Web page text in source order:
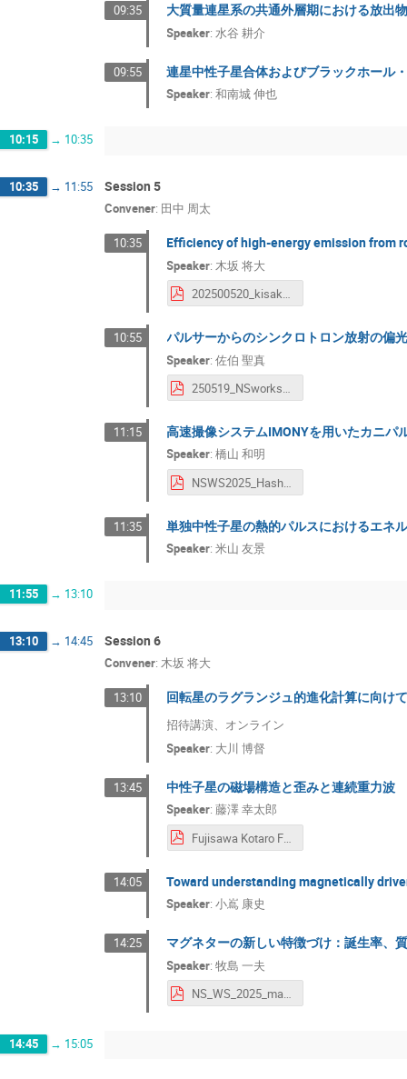
09:35 大質量連星系の共通外層期における放出
Speaker:水谷 耕介
09:55 連星中性子星合体およびブラックホール
Speaker:和南城 伸也
10:15 → 10:35
10:35 → 11:55 Session 5
Convener: 田中 周太
10:35 Efficiency of high-energy emission from
Speaker:木坂 将大
202500520_kisaka Shota Kisaka.pdf
10:55 パルサーからのシンクロトロン放射の偏
Speaker:佐伯 聖真
250519_NSworkshop_slide_saeki Seima Saeki.pdf
11:15 高速撮像システムIMONYを用いたカニパ
Speaker:橋山 和明
NSWS2025_Hashiyama_upload Kazuaki Hashiyama.pdf
11:35 単独中性子星の熱的パルスにおけるエネ
Speaker:米山 友景
11:55 → 13:10
13:10 → 14:45 Session 6
Convener: 木坂 将大
13:10 回転星のラグランジュ的進化計算に向け
招待講演、オンライン
Speaker: 大川 博督
13:45 中性子星の磁場構造と歪みと連続重力波
Speaker:藤澤 幸太郎
Fujisawa Kotaro Fujisawa.pdf
14:05 Toward understanding magnetically
Speaker:小嶌 康史
14:25 マグネターの新しい特徴づけ：誕生率、
Speaker:牧島 一夫
NS_WS_2025_makishima 牧島一夫.pdf
14:45 → 15:05